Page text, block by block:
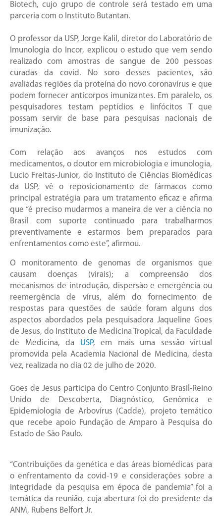
Biotech, cujo grupo de controle será testado em uma
parceria com o Instituto Butantan.
O professor da USP, Jorge Kalil, diretor do Laboratório de
Imunologia do Incor, explicou o estudo que vem sendo
realizado com amostras de sangue de 200 pessoas
curadas da covid. No soro desses pacientes, são
avaliadas regiões da proteína do novo coronavírus e que
podem fornecer anticorpos imunizantes. Em paralelo, os
pesquisadores testam peptídios e linfócitos T que
possam servir de base para pesquisas nacionais de
imunização.
Com relação aos avanços nos estudos com
medicamentos, o doutor em microbiologia e imunologia,
Lucio Freitas-Junior, do Instituto de Ciências Biomédicas
da USP, vê o reposicionamento de fármacos como
principal estratégia para um tratamento eficaz e afirma
que “é preciso mudarmos a maneira de ver a ciência no
Brasil com suporte continuado para trabalharmos
preventivamente e estarmos bem preparados para
enfrentamentos como este”, afirmou.
O monitoramento de genomas de organismos que
causam doenças (virais); a compreensão dos
mecanismos de introdução, dispersão e emergência ou
reemergência de vírus, além do fornecimento de
respostas para questões de saúde foram alguns dos
aspectos abordados pela pesquisadora Jaqueline Goes
de Jesus, do Instituto de Medicina Tropical, da Faculdade
de Medicina, da USP, em mais uma sessão virtual
promovida pela Academia Nacional de Medicina, desta
vez, realizada no dia 02 de julho de 2020.
Goes de Jesus participa do Centro Conjunto Brasil-Reino
Unido de Descoberta, Diagnóstico, Genômica e
Epidemiologia de Arbovírus (Cadde), projeto temático
que recebe apoio Fundação de Amparo à Pesquisa do
Estado de São Paulo.
“Contribuições da genética e das áreas biomédicas para
o enfrentamento da covid-19 e considerações sobre a
integridade da pesquisa em época de pandemia” foi a
temática da reunião, cuja abertura foi do presidente da
ANM, Rubens Belfort Jr.